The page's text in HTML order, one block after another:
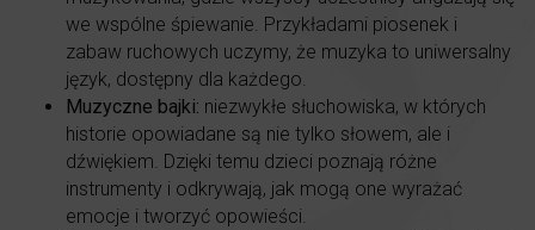
we wspólne śpiewanie. Przykładami piosenek i
zabaw ruchowych uczymy, że muzyka to uniwersalny
język, dostępny dla każdego.
Muzyczne bajki: niezwykłe słuchowiska, w których
historie opowiadane są nie tylko słowem, ale i
dźwiękiem. Dzięki temu dzieci poznają różne
instrumenty i odkrywają, jak mogą one wyrażać
emocje i tworzyć opowieści.